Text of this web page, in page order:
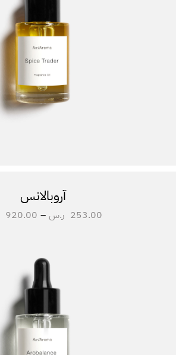
آروبالانس
253.00 ر.س –
920.00